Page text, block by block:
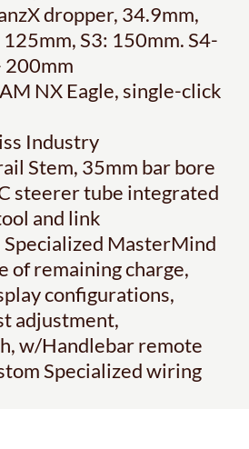
dropper, 34.9mm,
S3: 150mm. S4-
200mm
NX Eagle, single-click
Industry
Stem, 35mm bar bore
steerer tube integrated
and link
Specialized MasterMind
of remaining charge,
configurations,
adjustment,
w/Handlebar remote
Specialized wiring